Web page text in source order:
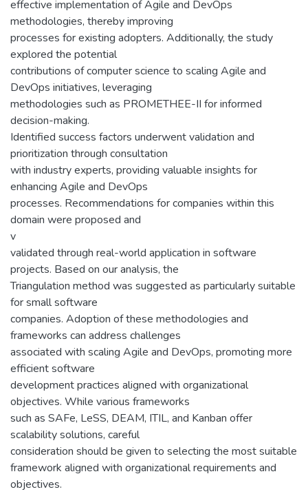
effective implementation of Agile and DevOps
methodologies, thereby improving
processes for existing adopters. Additionally, the study
explored the potential
contributions of computer science to scaling Agile and
DevOps initiatives, leveraging
methodologies such as PROMETHEE-II for informed
decision-making.
Identified success factors underwent validation and
prioritization through consultation
with industry experts, providing valuable insights for
enhancing Agile and DevOps
processes. Recommendations for companies within this
domain were proposed and
v
validated through real-world application in software
projects. Based on our analysis, the
Triangulation method was suggested as particularly suitable
for small software
companies. Adoption of these methodologies and
frameworks can address challenges
associated with scaling Agile and DevOps, promoting more
efficient software
development practices aligned with organizational
objectives. While various frameworks
such as SAFe, LeSS, DEAM, ITIL, and Kanban offer
scalability solutions, careful
consideration should be given to selecting the most suitable
framework aligned with organizational requirements and
objectives.